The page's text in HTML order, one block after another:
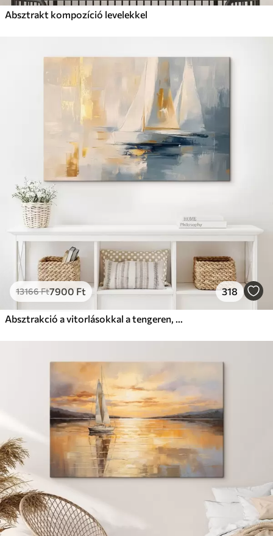
Absztrakt kompozíció levelekkel
13166Ft7900 Ft 318
Absztrakció a vitorlásokkal a tengeren, akril stílusban, naplemente